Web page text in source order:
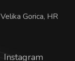
Velika Gorica, HR
Instagram